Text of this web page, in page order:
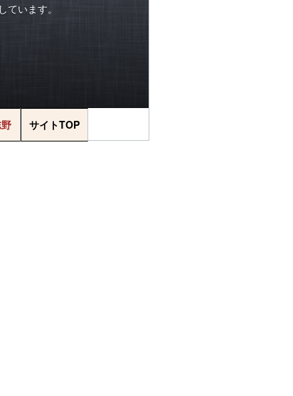
います。
サイトTOP